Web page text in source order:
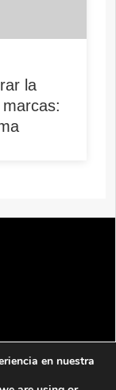
la
en nuestra